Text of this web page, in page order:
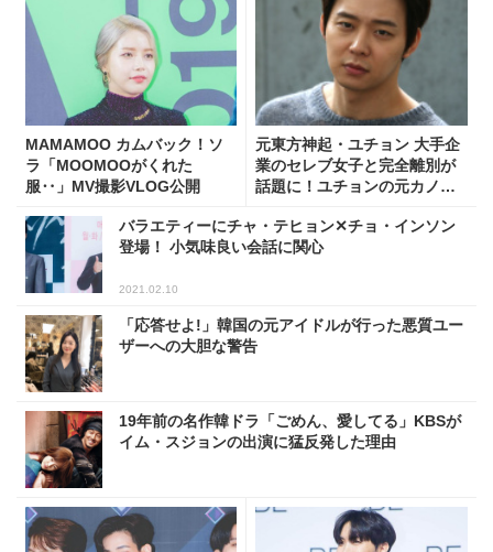
MAMAMOO カムバック！ソ
ラ「MOOMOOがくれた
服‥」MV撮影VLOG公開
元東方神起・ユチョン 大手企
業のセレブ女子と完全離別が
話題に！ユチョンの元カノは
バラエティーにチャ・テヒョン✕チョ・インソン
登場！ 小気味良い会話に関心
2021.02.10
「応答せよ!」韓国の元アイドルが行った悪質ユー
ザーへの大胆な警告
19年前の名作韓ドラ「ごめん、愛してる」KBSが
イム・スジョンの出演に猛反発した理由